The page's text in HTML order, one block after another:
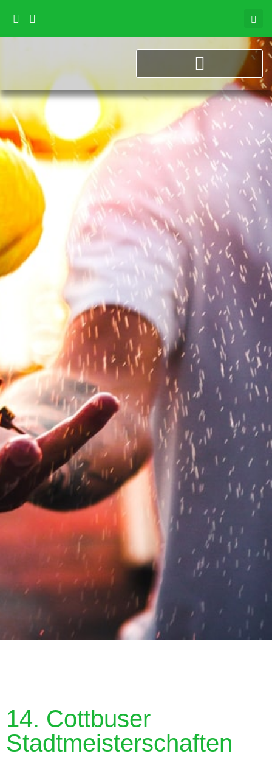
14. Cottbuser
Stadtmeisterschaften